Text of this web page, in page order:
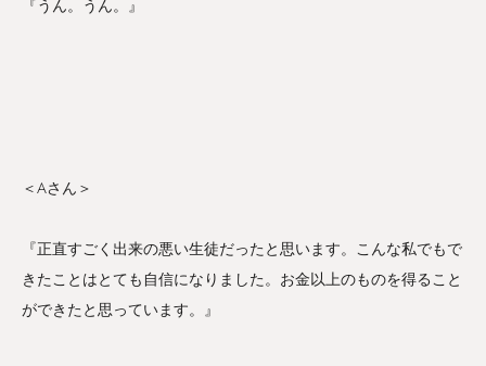
『うん。うん。』
＜Aさん＞
『正直すごく出来の悪い生徒だったと思います。こんな私でもで
きたことはとても自信になりました。お金以上のものを得ること
ができたと思っています。』